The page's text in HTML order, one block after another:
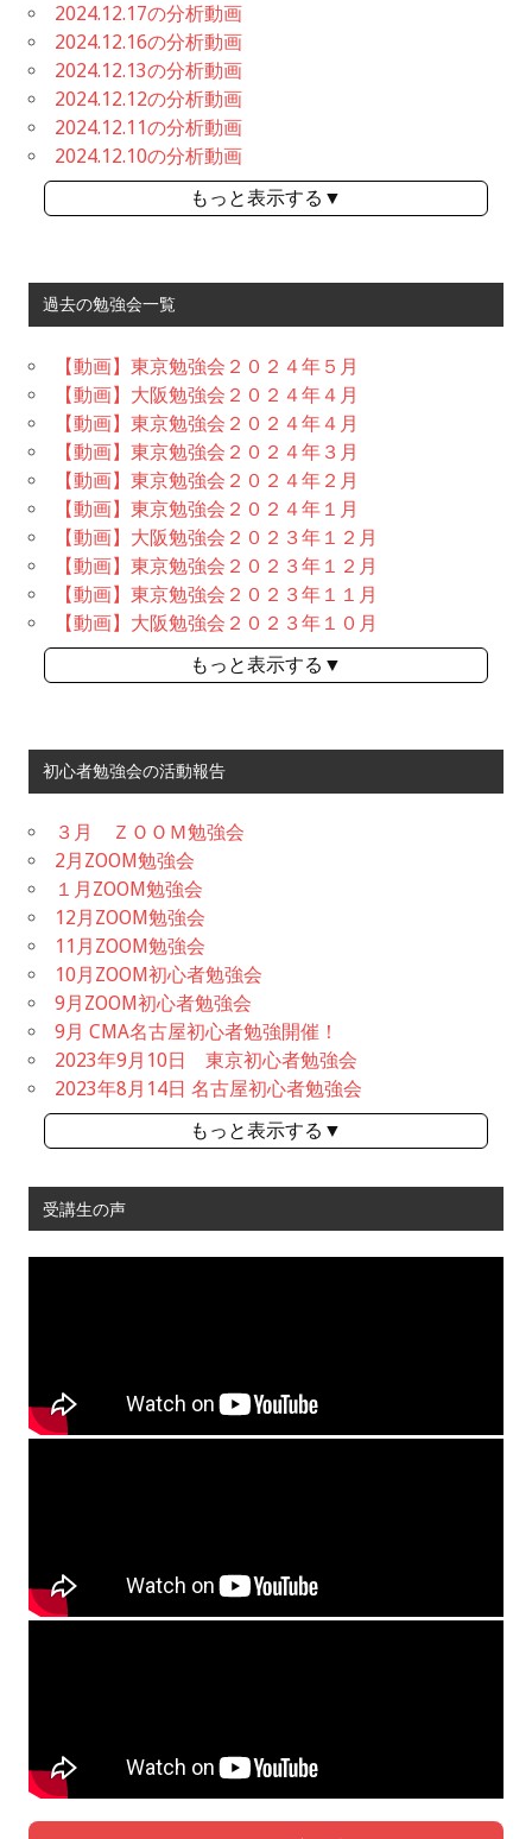
2024.12.17の分析動画
2024.12.16の分析動画
2024.12.13の分析動画
2024.12.12の分析動画
2024.12.11の分析動画
2024.12.10の分析動画
もっと表示する▼
過去の勉強会一覧
【動画】東京勉強会２０２４年５月
【動画】大阪勉強会２０２４年４月
【動画】東京勉強会２０２４年４月
【動画】東京勉強会２０２４年３月
【動画】東京勉強会２０２４年２月
【動画】東京勉強会２０２４年１月
【動画】大阪勉強会２０２３年１２月
【動画】東京勉強会２０２３年１２月
【動画】東京勉強会２０２３年１１月
【動画】大阪勉強会２０２３年１０月
もっと表示する▼
初心者勉強会の活動報告
３月 ＺＯＯＭ勉強会
2月ZOOM勉強会
１月ZOOM勉強会
12月ZOOM勉強会
11月ZOOM勉強会
10月ZOOM初心者勉強会
9月ZOOM初心者勉強会
9月 CMA名古屋初心者勉強開催！
2023年9月10日 東京初心者勉強会
2023年8月14日 名古屋初心者勉強会
もっと表示する▼
受講生の声